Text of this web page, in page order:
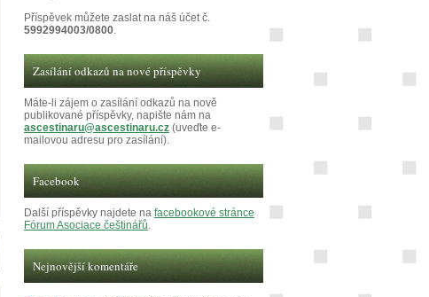
Příspěvek můžete zaslat na náš účet č.
5992994003/0800.
Zasílání odkazů na nové příspěvky
Máte-li zájem o zasílání odkazů na nově
publikované příspěvky, napište nám na
ascestinaru@ascestinaru.cz (uveďte e-
mailovou adresu pro zasílání).
Facebook
Další příspěvky najdete na facebookové stránce
Fórum Asociace češtinářů.
Nejnovější komentáře